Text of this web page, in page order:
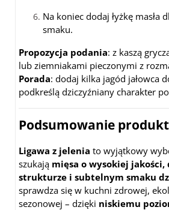
Na koniec dodaj łyżkę masła
smaku.
Propozycja podania: z kaszą
lub ziemniakami pieczonymi z
Porada: dodaj kilka jagód jałowca
podkreślą dziczyźniany charakter
Podsumowanie
Ligawa z jelenia to wyjątkowy
szukają mięsa o wysokiej
strukturze i subtelnym smaku
sprawdza się w kuchni zdrowej,
sezonowej – dzięki niskiemu